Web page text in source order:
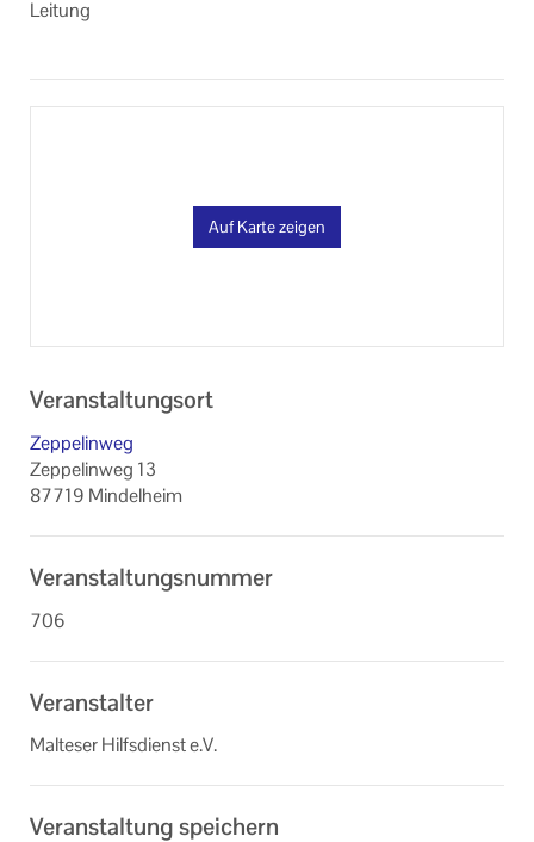
Leitung
Auf Karte zeigen
Veranstaltungsort
Zeppelinweg
Zeppelinweg 13
87719 Mindelheim
Veranstaltungsnummer
706
Veranstalter
Malteser Hilfsdienst e.V.
Veranstaltung speichern